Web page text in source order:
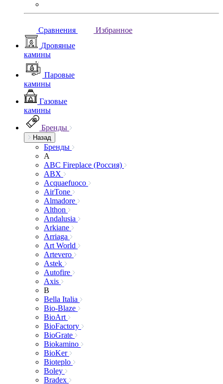
Сравнения
Избранное
Дровяные
камины
Паровые
камины
Газовые
камины
Бренды
Назад
Бренды
A
ABC Fireplace (Россия)
ABX
Acquaefuoco
AirTone
Almadore
Althon
Andalusia
Arkiane
Arriaga
Art World
Artevero
Astek
Autofire
Axis
B
Bella Italia
Bio-Blaze
BioArt
BioFactory
BioGrate
Biokamino
BioKer
Bioteplo
Boley
Bradex